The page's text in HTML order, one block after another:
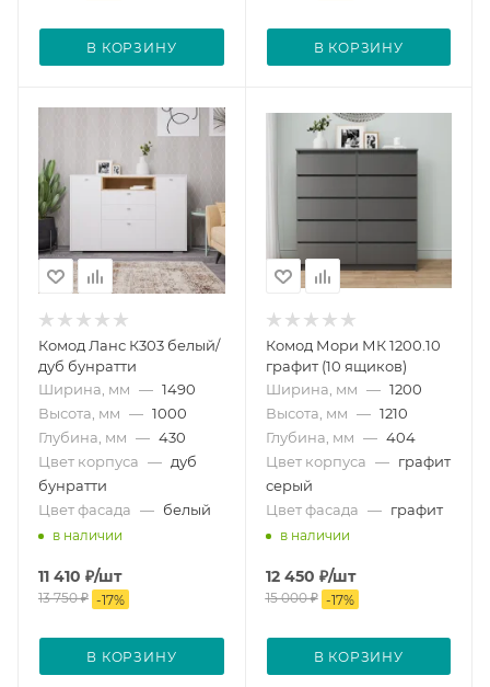
В КОРЗИНУ В КОРЗИНУ
Комод Ланс К303 белый/
дуб бунратти
Ширина, мм — 1490
Высота, мм — 1000
Глубина, мм — 430
Цвет корпуса — дуб
бунратти
Цвет фасада — белый
в наличии
11 410 ₽/шт
13 750₽ -17%
В КОРЗИНУ
Комод Мори МК 1200.10
графит (10 ящиков)
Ширина, мм — 1200
Высота, мм — 1210
Глубина, мм — 404
Цвет корпуса — графит
серый
Цвет фасада — графит
в наличии
12 450 ₽/шт
15 000₽ -17%
В КОРЗИНУ